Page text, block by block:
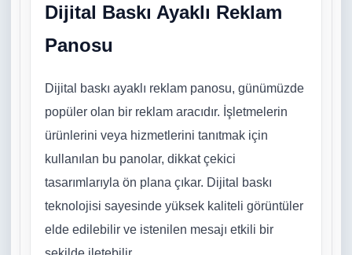
Dijital Baskı Ayaklı Reklam
Panosu
Dijital baskı ayaklı reklam panosu, günümüzde
popüler olan bir reklam aracıdır. İşletmelerin
ürünlerini veya hizmetlerini tanıtmak için
kullanılan bu panolar, dikkat çekici
tasarımlarıyla ön plana çıkar. Dijital baskı
teknolojisi sayesinde yüksek kaliteli görüntüler
elde edilebilir ve istenilen mesajı etkili bir